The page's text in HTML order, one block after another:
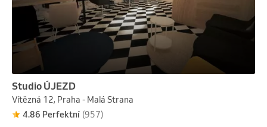
Studio ÚJEZD
Vítězná 12, Praha - Malá Strana
4.86 Perfektní (957)